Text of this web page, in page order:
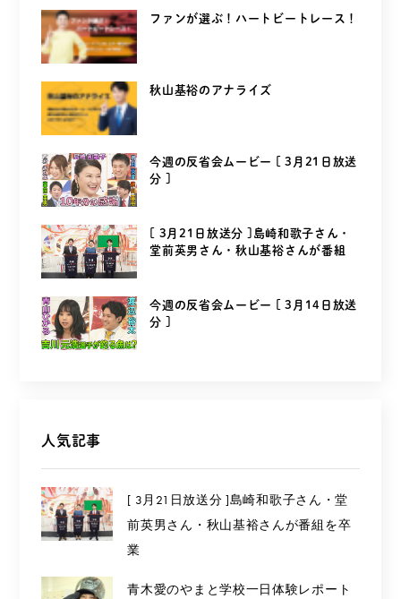
ファンが選ぶ！ハートビートレース！
秋山基裕のアナライズ
今週の反省会ムービー [ 3月21日放送
分 ]
[ 3月21日放送分 ]島崎和歌子さん・
堂前英男さん・秋山基裕さんが番組
今週の反省会ムービー [ 3月14日放送
分 ]
人気記事
[ 3月21日放送分 ]島崎和歌子さん・堂
前英男さん・秋山基裕さんが番組を卒
業
青木愛のやまと学校一日体験レポート